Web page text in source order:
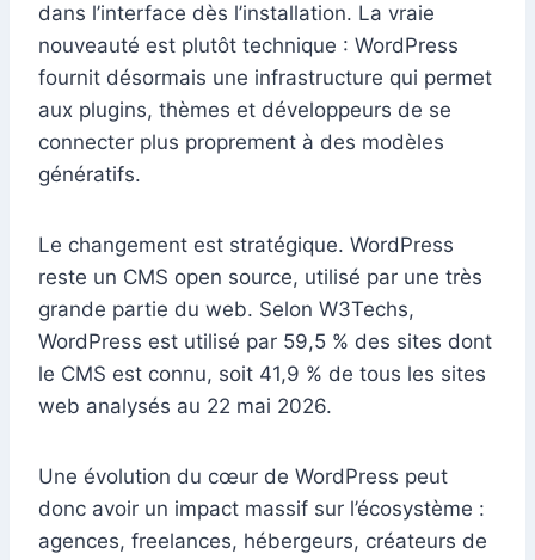
dans l’interface dès l’installation. La vraie
nouveauté est plutôt technique : WordPress
fournit désormais une infrastructure qui permet
aux plugins, thèmes et développeurs de se
connecter plus proprement à des modèles
génératifs.
Le changement est stratégique. WordPress
reste un CMS open source, utilisé par une très
grande partie du web. Selon W3Techs,
WordPress est utilisé par 59,5 % des sites dont
le CMS est connu, soit 41,9 % de tous les sites
web analysés au 22 mai 2026.
Une évolution du cœur de WordPress peut
donc avoir un impact massif sur l’écosystème :
agences, freelances, hébergeurs, créateurs de